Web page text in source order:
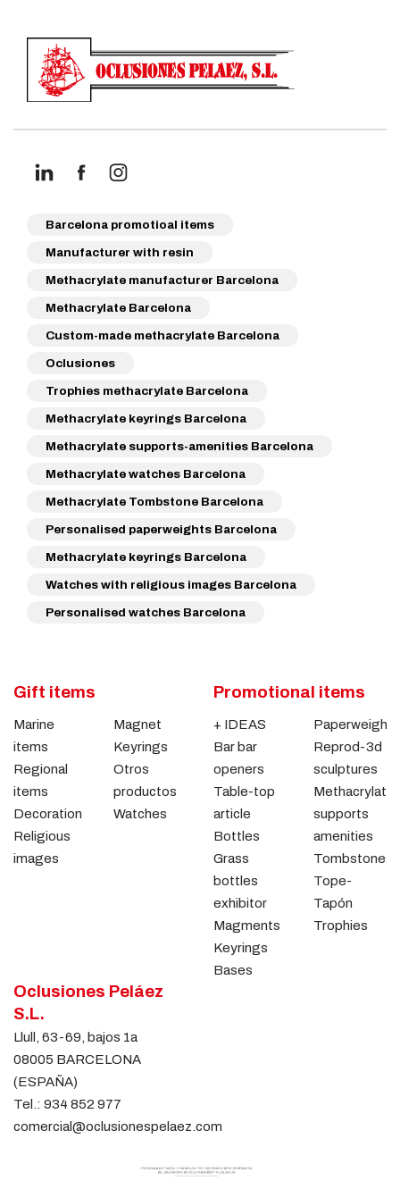
Barcelona promotioal items
Manufacturer with resin
Methacrylate manufacturer Barcelona
Methacrylate Barcelona
Custom-made methacrylate Barcelona
Oclusiones
Trophies methacrylate Barcelona
Methacrylate keyrings Barcelona
Methacrylate supports-amenities Barcelona
Methacrylate watches Barcelona
Methacrylate Tombstone Barcelona
Personalised paperweights Barcelona
Methacrylate keyrings Barcelona
Watches with religious images Barcelona
Personalised watches Barcelona
Gift items
Marine
items
Regional
items
Decoration
Religious
images
Magnet
Keyrings
Otros
productos
Watches
Promotional items
+ IDEAS
Bar bar
openers
Table-top
article
Bottles
Grass
bottles
exhibitor
Magments
Keyrings
Bases
Paperweights
Reprod-3d
sculptures
Methacrylate
supports
amenities
Tombstones
Tope-
Tapón
Trophies
Oclusiones Peláez
S.L.
Llull, 63-69, bajos 1a
08005 BARCELONA
(ESPAÑA)
Tel.: 934 852 977
comercial@oclusionespelaez.com